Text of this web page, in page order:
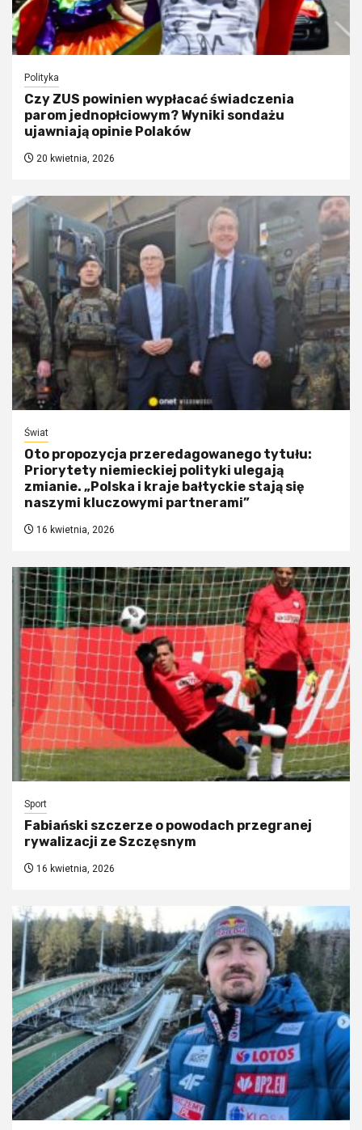
Polityka
Czy ZUS powinien wypłacać świadczenia
parom jednopłciowym? Wyniki sondażu
ujawniają opinie Polaków
20 kwietnia, 2026
Świat
Oto propozycja przeredagowanego tytułu:
Priorytety niemieckiej polityki ulegają
zmianie. „Polska i kraje bałtyckie stają się
naszymi kluczowymi partnerami”
16 kwietnia, 2026
Sport
Fabiański szczerze o powodach przegranej
rywalizacji ze Szczęsnym
16 kwietnia, 2026